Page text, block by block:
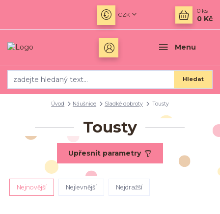
Menu
CZK
Hledat
0 ks
0 Kč
Úvod Náušnice Sladké dobroty Tousty
Tousty
Upřesnit parametry
Nejnovější Nejlevnější Nejdražší